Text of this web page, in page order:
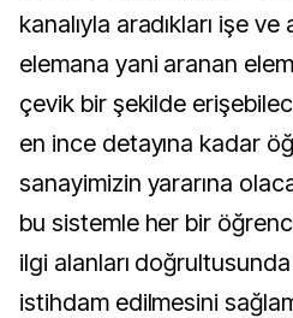
kanalıyla aradıkları işe ve
elemana yani aranan
çevik bir şekilde
en ince detayına kadar
sanayimizin yararına
bu sistemle her bir
ilgi alanları
istihdam edilmesini